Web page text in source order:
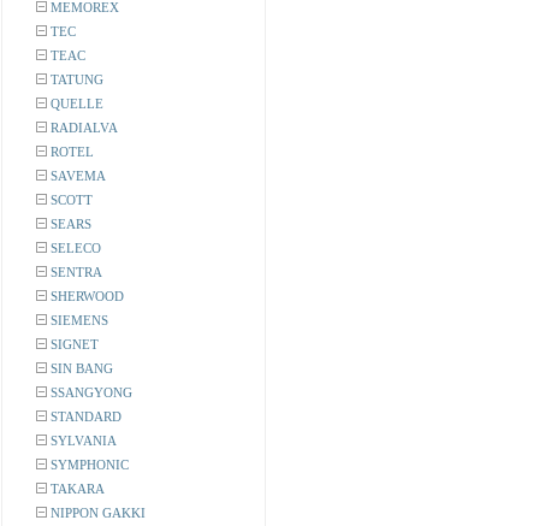
MEMOREX
TEC
TEAC
TATUNG
QUELLE
RADIALVA
ROTEL
SAVEMA
SCOTT
SEARS
SELECO
SENTRA
SHERWOOD
SIEMENS
SIGNET
SIN BANG
SSANGYONG
STANDARD
SYLVANIA
SYMPHONIC
TAKARA
NIPPON GAKKI